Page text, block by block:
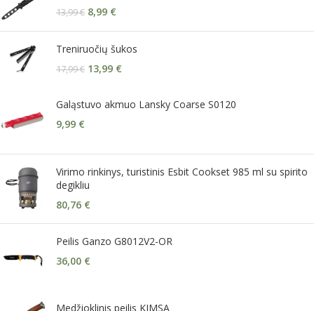
13,99€ 8,99 €
Treniruočių šukos
17,99€ 13,99 €
Galąstuvo akmuo Lansky Coarse S0120
9,99 €
Virimo rinkinys, turistinis Esbit Cookset 985 ml su spirito
degikliu
80,76 €
Peilis Ganzo G8012V2-OR
36,00 €
Medžioklinis peilis KIMSA